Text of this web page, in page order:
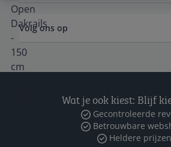
Volg ons op
Wat je ook kiest: Blijf
Gecontroleerde
Betrouwbare
Heldere prijzen